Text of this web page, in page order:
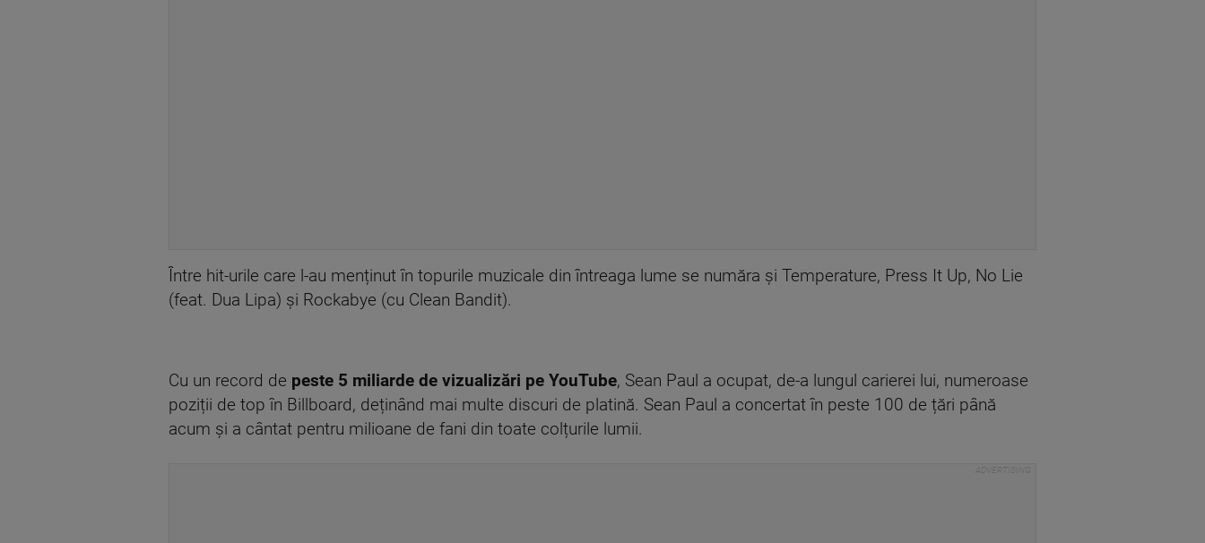
Între hit-urile care l-au menținut în topurile muzicale din întreaga lume se număra și Temperature, Press It Up, No Lie
(feat. Dua Lipa) și Rockabye (cu Clean Bandit).
Cu un record de peste 5 miliarde de vizualizări pe YouTube, Sean Paul a ocupat, de-a lungul carierei lui, numeroase
poziții de top în Billboard, deținând mai multe discuri de platină. Sean Paul a concertat în peste 100 de țări până
acum și a cântat pentru milioane de fani din toate colțurile lumii.